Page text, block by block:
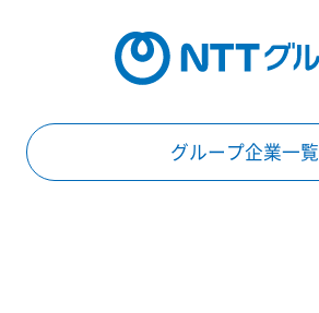
グループ企業一覧